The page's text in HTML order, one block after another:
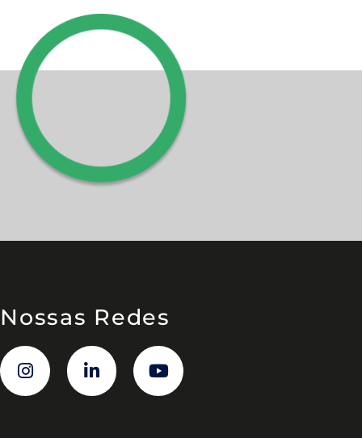
Nossas Redes